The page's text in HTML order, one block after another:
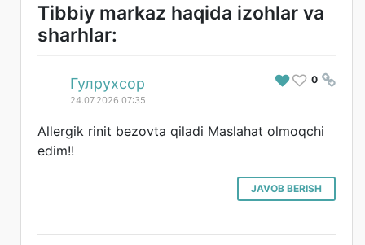
Tibbiy markaz haqida izohlar va
sharhlar:
# 0
Гулрухсор
24.07.2026 07:35
Allergik rinit bezovta qiladi Maslahat olmoqchi
edim!!
JAVOB BERISH